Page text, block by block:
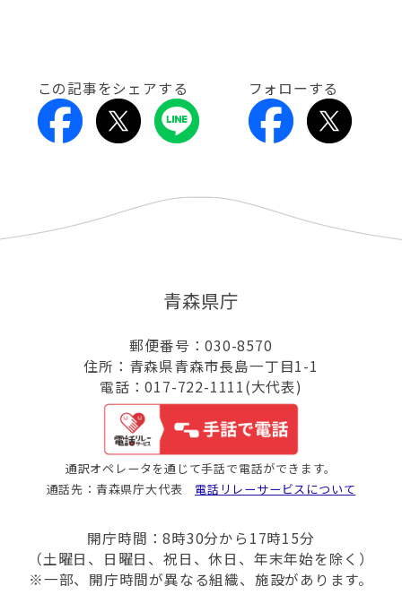
この記事をシェアする フォローする
青森県庁
郵便番号：030-8570
住所：青森県青森市長島一丁目1-1
電話：017-722-1111(大代表)
通訳オペレータを通じて手話で電話ができます。
通話先：青森県庁大代表 電話リレーサービスについて
開庁時間：8時30分から17時15分
（土曜日、日曜日、祝日、休日、年末年始を除く）
※一部、開庁時間が異なる組織、施設があります。